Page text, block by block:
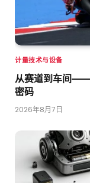
计量技术与设备
从赛道到车间——
密码
2026年8月7日